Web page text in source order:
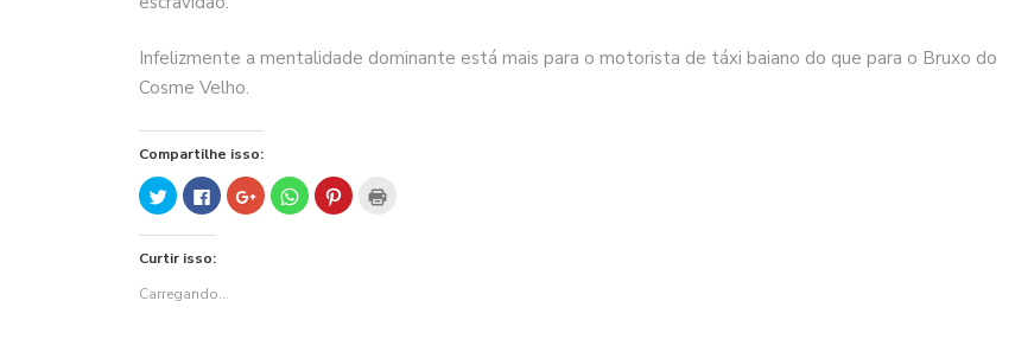
Infelizmente a mentalidade dominante está mais para o motorista de táxi baiano do que para o Bruxo do
Cosme Velho.
Compartilhe isso:
Clique
para
compartilhar
no
em
janela)
Clique
para
compartilhar
no
em
janela)
Compartilhe
no
Google+
Clique
para
compartilhar
Clique
para
Curtir isso:
Carregando...